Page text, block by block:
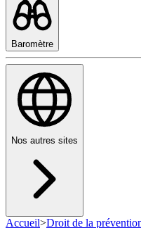
Baromètre
Nos autres sites
Accueil>Droit de la